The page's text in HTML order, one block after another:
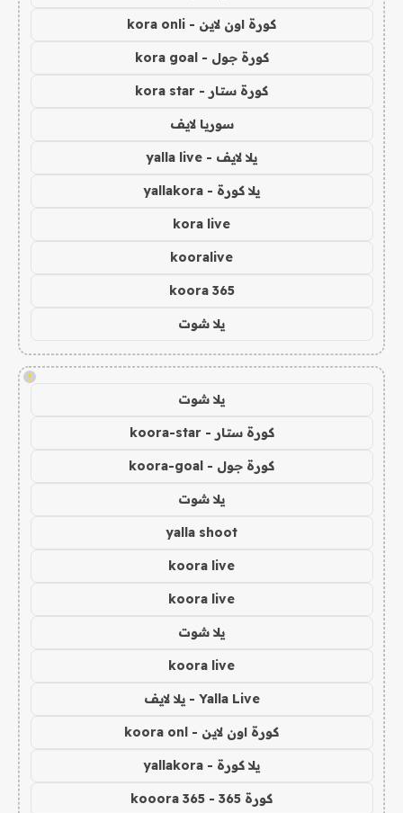
كورة اون لاين - kora onli
كورة جول - kora goal
كورة ستار - kora star
سوريا لايف
يلا لايف - yalla live
يلا كورة - yallakora
kora live
kooralive
koora 365
يلا شوت
!
يلا شوت
كورة ستار - koora-star
كورة جول - koora-goal
يلا شوت
yalla shoot
koora live
koora live
يلا شوت
koora live
Yalla Live - يلا لايف
كورة اون لاين - koora onl
يلا كورة - yallakora
كورة 365 - kooora 365